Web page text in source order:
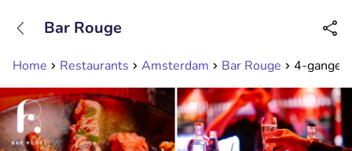
Available until 23:00
Home Restaurants Amsterdam Bar Rouge 4-
Bar Rouge